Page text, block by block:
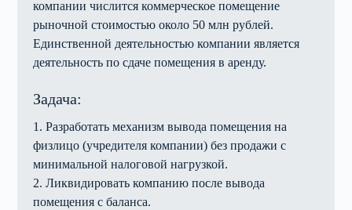
компании числится коммерческое помещение
рыночной стоимостью около 50 млн рублей.
Единственной деятельностью компании является
деятельность по сдаче помещения в аренду.
Задача:
1. Разработать механизм вывода помещения на
физлицо (учредителя компании) без продажи с
минимальной налоговой нагрузкой.
2. Ликвидировать компанию после вывода
помещения с баланса.